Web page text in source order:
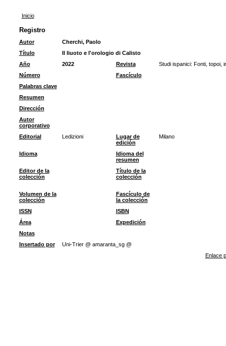
Inicio
Registro
Autor
Cherchi, Paolo
Título
Il liuoto e l'orologio di Calisto
Año
2022 Revista
Studi ispanici: Fonti, topoi,
Número
Fascículo
Palabras clave
Resumen
Dirección
Autor
corporativo
Editorial
Ledizioni
Lugar de
edición
Milano
Idioma
Idioma del
resumen
Editor de la
colección
Título de la
colección
Volumen de la
colección
Fascículo de
la colección
ISSN
ISBN
Área
Expedición
Notas
Insertado por
Uni-Trier @ amaranta_sg @
Enlace